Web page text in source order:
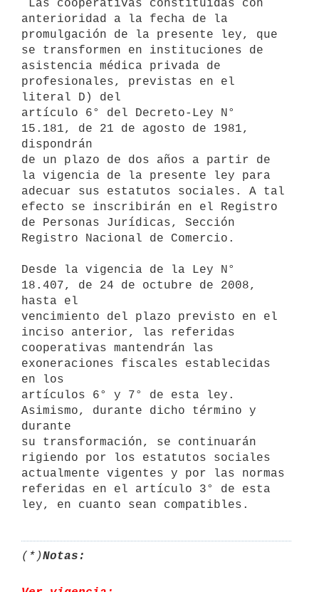
anterioridad a la fecha de la
promulgación de la presente ley, que
se transformen en instituciones de
asistencia médica privada de
profesionales, previstas en el
literal D) del
artículo 6° del Decreto-Ley N°
15.181, de 21 de agosto de 1981,
dispondrán
de un plazo de dos años a partir de
la vigencia de la presente ley para
adecuar sus estatutos sociales. A tal
efecto se inscribirán en el Registro
de Personas Jurídicas, Sección
Registro Nacional de Comercio.
Desde la vigencia de la Ley N°
18.407, de 24 de octubre de 2008,
hasta el
vencimiento del plazo previsto en el
inciso anterior, las referidas
cooperativas mantendrán las
exoneraciones fiscales establecidas
en los
artículos 6° y 7° de esta ley.
Asimismo, durante dicho término y
durante
su transformación, se continuarán
rigiendo por los estatutos sociales
actualmente vigentes y por las normas
referidas en el artículo 3° de esta
(*)Notas: